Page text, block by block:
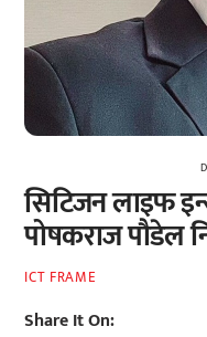
सिटिजन लाइफ
पोषकराज पौडेल
ICT FRAME
Share It On: